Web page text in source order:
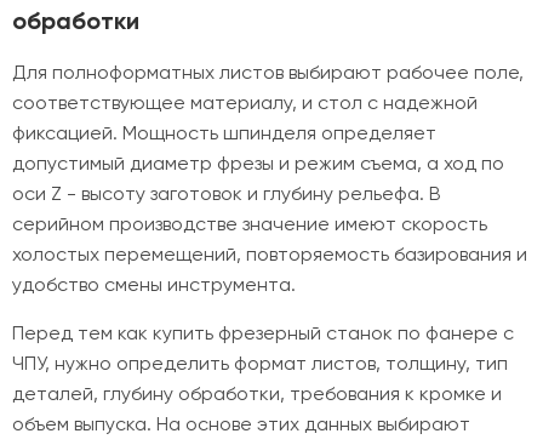
обработки
Для полноформатных листов выбирают рабочее поле,
соответствующее материалу, и стол с надежной
фиксацией. Мощность шпинделя определяет
допустимый диаметр фрезы и режим съема, а ход по
оси Z - высоту заготовок и глубину рельефа. В
серийном производстве значение имеют скорость
холостых перемещений, повторяемость базирования и
удобство смены инструмента.
Перед тем как купить фрезерный станок по фанере с
ЧПУ, нужно определить формат листов, толщину, тип
деталей, глубину обработки, требования к кромке и
объем выпуска. На основе этих данных выбирают